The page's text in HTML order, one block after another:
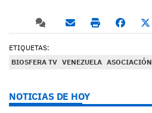
ETIQUETAS:
BIOSFERA TV VENEZUELA ASOCIACIÓN
NOTICIAS DE HOY